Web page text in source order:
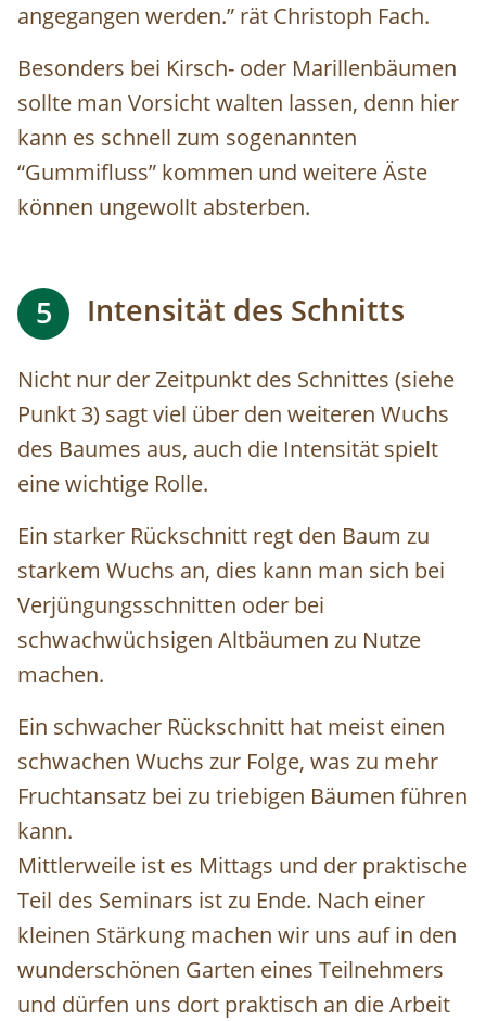
angegangen werden.” rät Christoph Fach.
Besonders bei Kirsch- oder Marillenbäumen
sollte man Vorsicht walten lassen, denn hier
kann es schnell zum sogenannten
“Gummifluss” kommen und weitere Äste
können ungewollt absterben.
5 Intensität des Schnitts
Nicht nur der Zeitpunkt des Schnittes (siehe
Punkt 3) sagt viel über den weiteren Wuchs
des Baumes aus, auch die Intensität spielt
eine wichtige Rolle.
Ein starker Rückschnitt regt den Baum zu
starkem Wuchs an, dies kann man sich bei
Verjüngungsschnitten oder bei
schwachwüchsigen Altbäumen zu Nutze
machen.
Ein schwacher Rückschnitt hat meist einen
schwachen Wuchs zur Folge, was zu mehr
Fruchtansatz bei zu triebigen Bäumen führen
kann.
Mittlerweile ist es Mittags und der praktische
Teil des Seminars ist zu Ende. Nach einer
kleinen Stärkung machen wir uns auf in den
wunderschönen Garten eines Teilnehmers
und dürfen uns dort praktisch an die Arbeit